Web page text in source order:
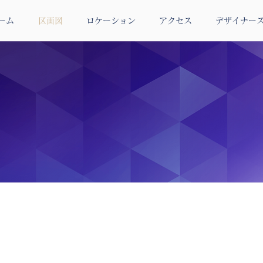
ム 区画図 ロケーション アクセス デザイナー